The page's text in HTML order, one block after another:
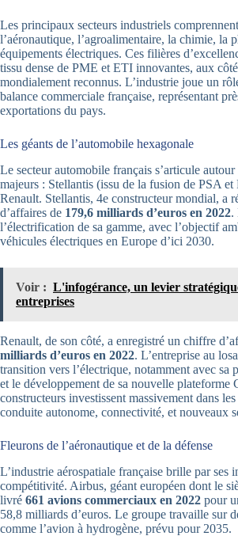
Les principaux secteurs industriels
l’aéronautique, l’agroalimentaire, la chimie, la
équipements électriques. Ces filières
tissu dense de PME et ETI innovantes, aux
mondialement reconnus. L’industrie joue un
balance commerciale française, représentant
exportations du pays.
Les géants de l’automobile hexagonale
Le secteur automobile français s’articule
majeurs : Stellantis (issu de la fusion de PSA
Renault. Stellantis, 4e constructeur mondial, a
d’affaires de 179,6 milliards d’euros en 2022.
l’électrification de sa gamme, avec l’objectif
véhicules électriques en Europe d’ici 2030.
Voir : L'infogérance, un levier
entreprises
Renault, de son côté, a enregistré un chiffre
milliards d’euros en 2022. L’entreprise au
transition vers l’électrique, notamment avec sa
et le développement de sa nouvelle
constructeurs investissent massivement dans
conduite autonome, connectivité, et nouveaux
Fleurons de l’aéronautique et de la défense
L’industrie aérospatiale française brille par ses
compétitivité. Airbus, géant européen dont le
livré 661 avions commerciaux en 2022 pour
58,8 milliards d’euros. Le groupe travaille sur
comme l’avion à hydrogène, prévu pour 2035.